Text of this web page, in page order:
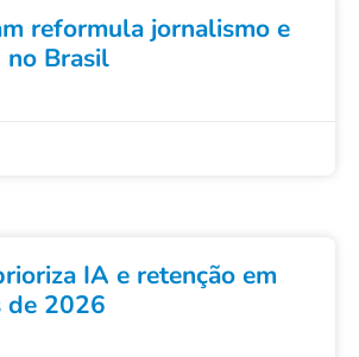
reformula jornalismo e
no Brasil
IA e retenção em
de 2026